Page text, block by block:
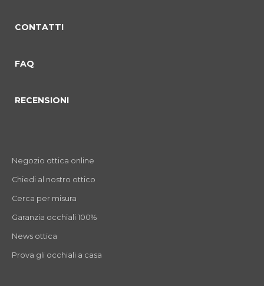
CONTATTI
FAQ
RECENSIONI
Negozio ottica online
Chiedi al nostro ottico
Cerca per misura
Garanzia occhiali 100%
News ottica
Prova gli occhiali a casa